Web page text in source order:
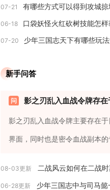
07-21 有哪些方式可以得到攻城
06-18 口袋妖怪火红砍树技能怎
07-20 少年三国志天下有哪些玩
新手问答
影之刃乱入血战令牌存在
影之刃乱入血战令牌主要存在
界面，同时也是密令血战副本
08-03更新
06-28更新